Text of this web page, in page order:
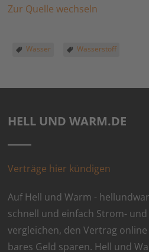
Zur Quelle wechseln
Wasser Wasserstoff
HELL UND WARM.DE
Verträge hier kündigen
Auf Hell und Warm -
schnell und einfach Strom-
vergleichen, den Vertrag
bares Geld sparen. Hell und